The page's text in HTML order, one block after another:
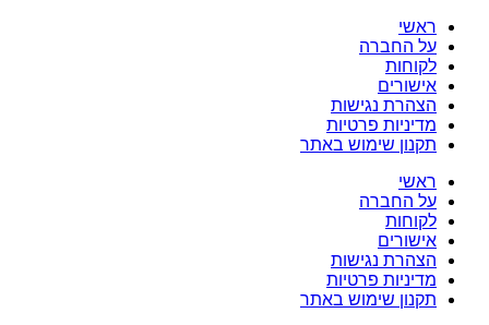
ראשי
על החברה
לקוחות
אישורים
הצהרת נגישות
מדיניות פרטיות
תקנון שימוש באתר
ראשי
על החברה
לקוחות
אישורים
הצהרת נגישות
מדיניות פרטיות
תקנון שימוש באתר